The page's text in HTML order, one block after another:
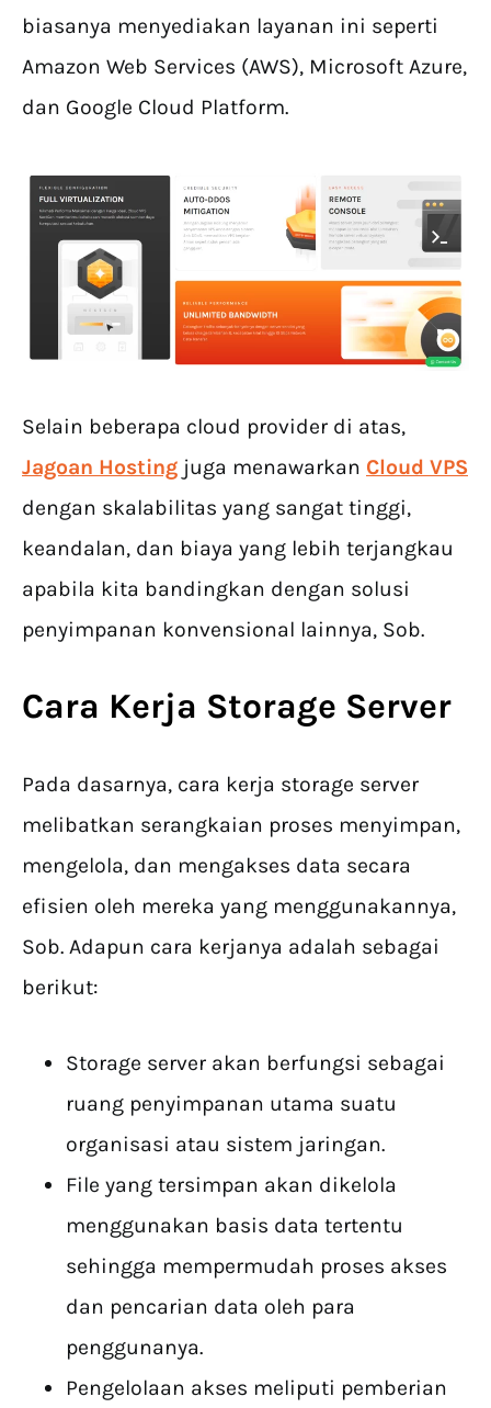
biasanya menyediakan layanan ini seperti
Amazon Web Services (AWS), Microsoft Azure,
dan Google Cloud Platform.
Selain beberapa cloud provider di atas,
Jagoan Hosting juga menawarkan Cloud VPS
dengan skalabilitas yang sangat tinggi,
keandalan, dan biaya yang lebih terjangkau
apabila kita bandingkan dengan solusi
penyimpanan konvensional lainnya, Sob.
Cara Kerja Storage Server
Pada dasarnya, cara kerja storage server
melibatkan serangkaian proses menyimpan,
mengelola, dan mengakses data secara
efisien oleh mereka yang menggunakannya,
Sob. Adapun cara kerjanya adalah sebagai
berikut:
Storage server akan berfungsi sebagai
ruang penyimpanan utama suatu
organisasi atau sistem jaringan.
File yang tersimpan akan dikelola
menggunakan basis data tertentu
sehingga mempermudah proses akses
dan pencarian data oleh para
penggunanya.
Pengelolaan akses meliputi pemberian